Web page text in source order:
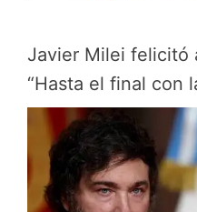
Javier Milei felicitó
“Hasta el final con